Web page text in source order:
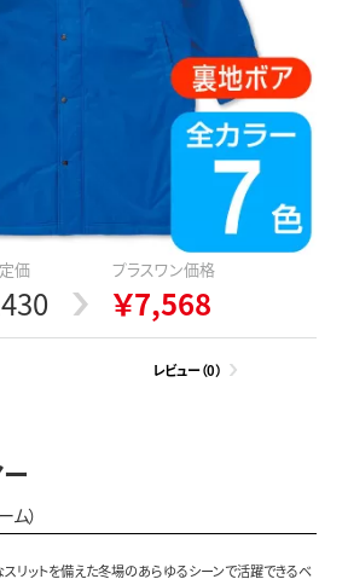
価 プラスワン価格
￥7,568
レビュー（0）
ム）
リットを備えた冬場のあらゆるシーンで活躍できるベ